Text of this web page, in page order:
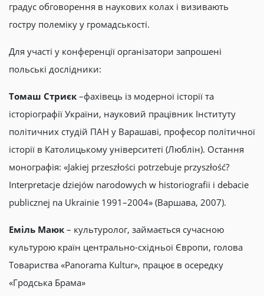
градус обговорення в наукових колах і визивають
гостру полеміку у громадськості.
Для участі у конференції організатори запрошені
польські дослідники:
Томаш Стриєк –фахівець із модерної історії та
історіографії України, науковий працівник Інституту
політичних студій ПАН у Варашаві, професор політичної
історії в Католицькому університеті (Люблін). Остання
монографія: «Jakiej przeszłości potrzebuje przyszłość?
Interpretacje dziejów narodowych w historiografii i debacie
publicznej na Ukrainie 1991–2004» (Варшава, 2007).
Еміль Маюк – культуролог, займається сучасною
культурою країн центрально-східньої Європи, голова
Товариства «Panorama Kultur», працює в осередку
«Гродська Брама»